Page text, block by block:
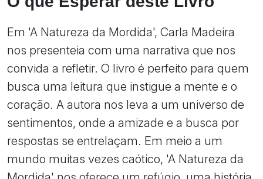
Em 'A Natureza da Mordida', Carla Madeira
nos presenteia com uma narrativa que nos
convida a refletir. O livro é perfeito para quem
busca uma leitura que instigue a mente e o
coração. A autora nos leva a um universo de
sentimentos, onde a amizade e a busca por
respostas se entrelaçam. Em meio a um
mundo muitas vezes caótico, 'A Natureza da